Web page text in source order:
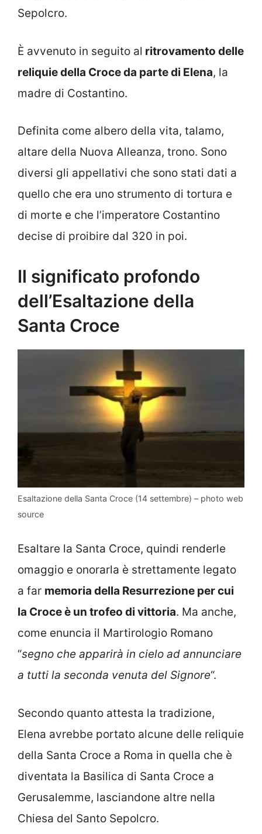
Sepolcro.
È avvenuto in seguito al ritrovamento delle
reliquie della Croce da parte di Elena, la
madre di Costantino.
Definita come albero della vita, talamo,
altare della Nuova Alleanza, trono. Sono
diversi gli appellativi che sono stati dati a
quello che era uno strumento di tortura e
di morte e che l’imperatore Costantino
decise di proibire dal 320 in poi.
Il significato profondo
dell’Esaltazione della
Santa Croce
Esaltazione della Santa Croce (14 settembre) – photo web
source
Esaltare la Santa Croce, quindi renderle
omaggio e onorarla è strettamente legato
a far memoria della Resurrezione per cui
la Croce è un trofeo di vittoria. Ma anche,
come enuncia il Martirologio Romano
“segno che apparirà in cielo ad annunciare
a tutti la seconda venuta del Signore“.
Secondo quanto attesta la tradizione,
Elena avrebbe portato alcune delle reliquie
della Santa Croce a Roma in quella che è
diventata la Basilica di Santa Croce a
Gerusalemme, lasciandone altre nella
Chiesa del Santo Sepolcro.